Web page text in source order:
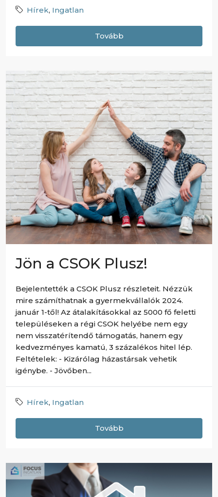
Hírek, Ingatlan
Tovább
Jön a CSOK Plusz!
Bejelentették a CSOK Plusz részleteit. Nézzük
mire számíthatnak a gyermekvállalók 2024.
január 1-től! Az átalakításokkal az 5000 fő feletti
településeken a régi CSOK helyébe nem egy
nem visszatérítendő támogatás, hanem egy
kedvezményes kamatú, 3 százalékos hitel lép.
Feltételek: - Kizárólag házastársak vehetik
igénybe. - Jövőben...
Hírek, Ingatlan
Tovább